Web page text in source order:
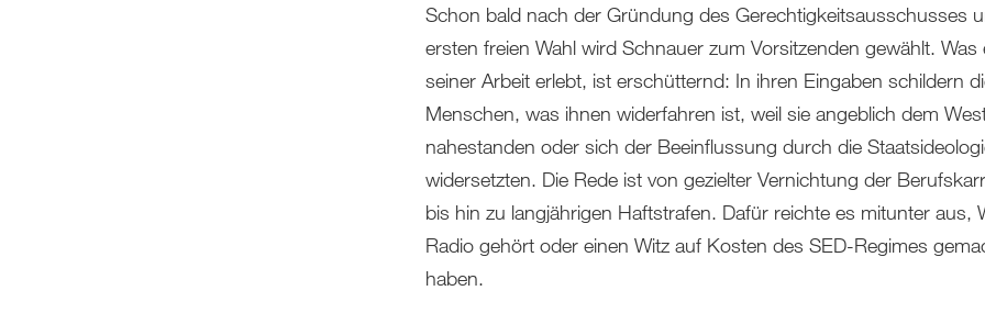
Schon bald nach der Gründung des Gerechtigkeitsausschusses
ersten freien Wahl wird Schnauer zum Vorsitzenden gewählt. Was
seiner Arbeit erlebt, ist erschütternd: In ihren Eingaben schildern
Menschen, was ihnen widerfahren ist, weil sie angeblich dem
nahestanden oder sich der Beeinflussung durch die
widersetzten. Die Rede ist von gezielter Vernichtung der
bis hin zu langjährigen Haftstrafen. Dafür reichte es mitunter aus,
Radio gehört oder einen Witz auf Kosten des SED-Regimes
haben.